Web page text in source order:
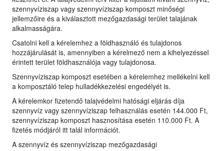
szennyvíziszap vagy szennyvíziszap komposzt minőségi
jellemzőire és a kiválasztott mezőgazdasági terület talajának
alkalmasságára.
Csatolni kell a kérelemhez a földhasználó és tulajdonos
hozzájárulását is, amennyiben a kérelmező nem a kihelyezéssel
érintett terület földhasználója vagy tulajdonosa.
Szennyvíziszap komposzt esetében a kérelemhez mellékelni kell
a komposztáló telep hulladékkezelési engedélyét is.
A kérelemkor fizetendő talajvédelmi hatósági eljárás díja
szennyvíz vagy szennyvíziszap felhasználás esetén 144.000 Ft,
szennyvíziszap komposzt hasznosítása esetén 110.000 Ft. A
fizetés módjáról itt talál információt.
A szennyvíz és szennyvíziszap mezőgazdasági